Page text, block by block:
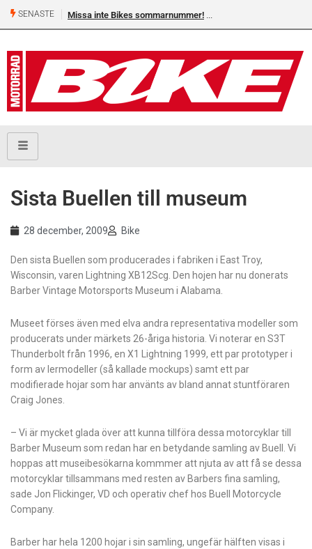
SENASTE Missa inte Bikes sommarnummer!
Sista Buellen till museum
28 december, 2009 Bike
Den sista Buellen som producerades i fabriken i East Troy,
Wisconsin, varen Lightning XB12Scg. Den hojen har nu donerats
Barber Vintage Motorsports Museum i Alabama.
Museet förses även med elva andra representativa modeller som
producerats under märkets 26-åriga historia. Vi noterar en S3T
Thunderbolt från 1996, en X1 Lightning 1999, ett par prototyper i
form av lermodeller (så kallade mockups) samt ett par
modifierade hojar som har använts av bland annat stuntföraren
Craig Jones.
– Vi är mycket glada över att kunna tillföra dessa motorcyklar till
Barber Museum som redan har en betydande samling av Buell. Vi
hoppas att museibesökarna kommmer att njuta av att få se dessa
motorcyklar tillsammans med resten av Barbers fina samling,
sade Jon Flickinger, VD och operativ chef hos Buell Motorcycle
Company.
Barber har hela 1200 hojar i sin samling, ungefär hälften visas i